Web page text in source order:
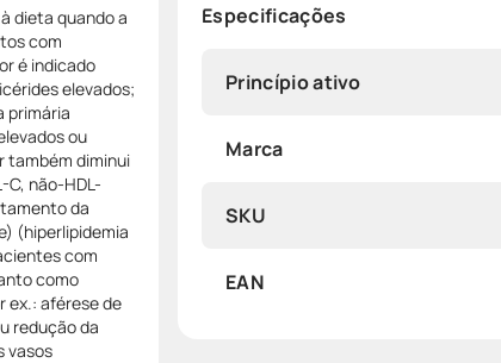
dieta quando a
com
é indicado
elevados;
primária
ou
também diminui
C, não-HDL-
da
(hiperlipidemia
com
como
ex.: aférese de
redução da
vasos
Especificações
Princípio ativo
Marca
SKU
EAN